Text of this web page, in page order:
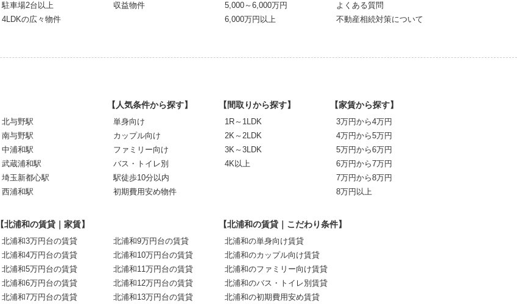
駐車場2台以上
4LDKの広々物件
収益物件
5,000～6,000万円
6,000万円以上
よくある質問
不動産相続対策について
北与野駅
南与野駅
中浦和駅
武蔵浦和駅
埼玉新都心駅
西浦和駅
【人気条件から探す】
単身向け
カップル向け
ファミリー向け
バス・トイレ別
駅徒歩10分以内
初期費用安め物件
【間取りから探す】
1R～1LDK
2K～2LDK
3K～3LDK
4K以上
【家賃から探す】
3万円から4万円
4万円から5万円
5万円から6万円
6万円から7万円
7万円から8万円
8万円以上
【北浦和の賃貸｜家賃】
北浦和3万円台の賃貸
北浦和4万円台の賃貸
北浦和5万円台の賃貸
北浦和6万円台の賃貸
北浦和7万円台の賃貸
北浦和9万円台の賃貸
北浦和10万円台の賃貸
北浦和11万円台の賃貸
北浦和12万円台の賃貸
北浦和13万円台の賃貸
【北浦和の賃貸｜こだわり条件】
北浦和の単身向け賃貸
北浦和のカップル向け賃貸
北浦和のファミリー向け賃貸
北浦和のバス・トイレ別賃貸
北浦和の初期費用安め賃貸